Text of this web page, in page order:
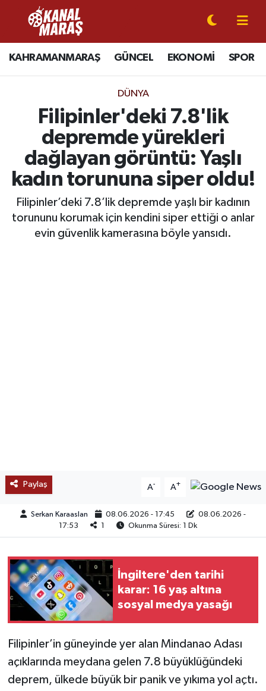
KAHRAMANMARAŞ GÜNCEL EKONOMİ SPOR
DÜNYA
Filipinler'deki 7.8'lik
depremde yürekleri
dağlayan görüntü: Yaşlı
kadın torununa siper oldu!
Filipinler’deki 7.8’lik depremde yaşlı bir kadının
torununu korumak için kendini siper ettiği o anlar
evin güvenlik kamerasına böyle yansıdı.
Paylaş A- A+
Serkan Karaaslan 08.06.2026 - 17:45
08.06.2026 -
17:53
1 Okunma Süresi: 1 Dk
İngiltere'den tarihi
karar: 16 yaş altına
sosyal medya yasağı
Filipinler’in güneyinde yer alan Mindanao Adası
açıklarında meydana gelen 7.8 büyüklüğündeki
deprem, ülkede büyük bir panik ve yıkıma yol açtı.
CANLI YAYIN
KAHRAMANMARAŞ
GÜNCEL
SPOR
SİYASET
EKONOMİ
GÜNDEM
OTOMOTİV
TEKNOLOJİ
YAŞAM
KÜLTÜR SANAT
Kahramanmaraş Nöbetçi Eczaneler
Kahramanmaraş Hava Durumu
Kahramanmaraş Namaz Vakitleri
Kahramanmaraş Trafik Yoğunluk Haritası
Süper Lig Puan Durumu ve Fikstür
Tüm Manşetler
Son Dakika Haberleri